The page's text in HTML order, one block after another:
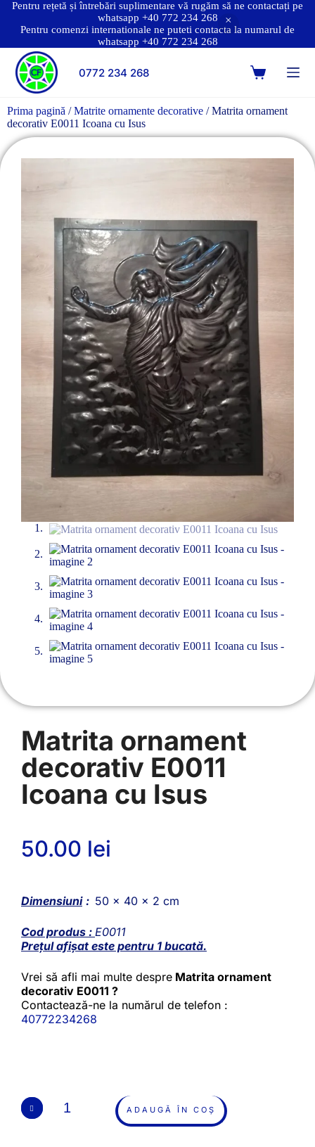
Pentru rețetă și întrebări suplimentare vă rugăm să ne contactați pe
whatsapp +40 772 234 268
Pentru comenzi internationale ne puteti contacta la numarul de
whatsapp +40 772 234 268
0772 234 268
Prima pagină /Matrite ornamente decorative / Matrita ornament
decorativ E0011 Icoana cu Isus
Matrita ornament
decorativ E0011
Icoana cu Isus
50.00 lei
Dimensiuni : 50 x 40 x 2 cm
Cod produs : E0011
Prețul afișat este pentru 1 bucată.
Vrei să afli mai multe despre Matrita ornament
decorativ E0011 ?
Contactează-ne la numărul de telefon :
40772234268
ADAUGĂ ÎN COȘ